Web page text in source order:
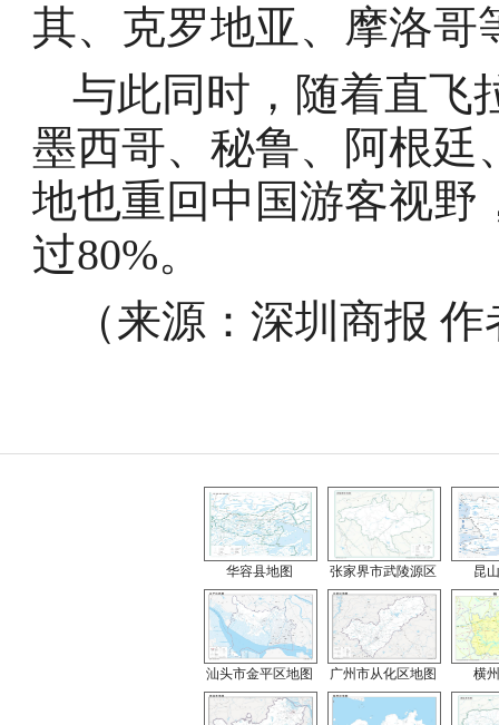
其、克罗地亚、摩洛哥
与此同时，随着直飞
墨西哥、秘鲁、阿根廷
地也重回中国游客视野
过80%。
（来源：深圳商报
华容县地图 张家界市武陵源区 昆
汕头市金平区地图 广州市从化区地图 横